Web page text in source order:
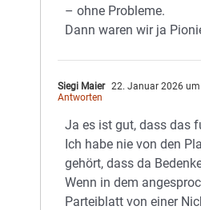
– ohne Probleme.
Dann waren wir ja
Siegi Maier 22. Januar 2026
Antworten
Ja es ist gut, dass das
Ich habe nie von den
gehört, dass da
Wenn in dem
Parteiblatt von einer